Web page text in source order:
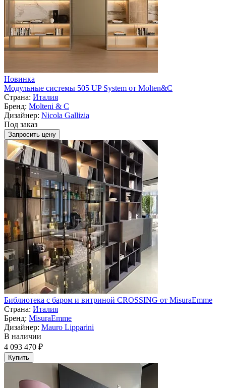
Новинка
Модульные системы 505 UP System от Molten&C
Страна: Италия
Бренд: Molteni & C
Дизайнер: Nicola Gallizia
Под заказ
Запросить цену
Библиотека с баром и витриной CROSSING от MisuraEmme
Страна: Италия
Бренд: MisuraEmme
Дизайнер: Mauro Lipparini
В наличии
4 093 470 ₽
Купить